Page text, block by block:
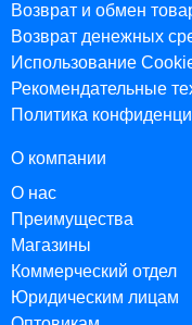
Возврат и обмен
Возврат денежных
Использование
Рекомендательные
Политика
О компании
О нас
Преимущества
Магазины
Коммерческий отдел
Юридическим лицам